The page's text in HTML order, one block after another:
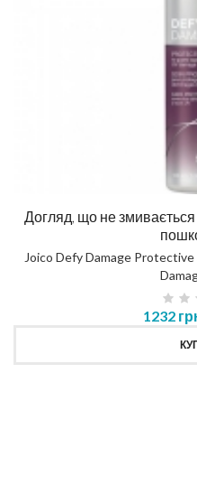
Догляд, що не
Joico Defy Damage
1232